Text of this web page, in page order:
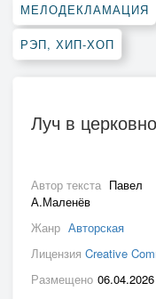
МЕЛОДЕКЛАМАЦИЯ
РЭП, ХИП-ХОП
Луч в
Автор текста Павел
А.Маленёв
Жанр Авторская
Лицензия Creative
Размещено